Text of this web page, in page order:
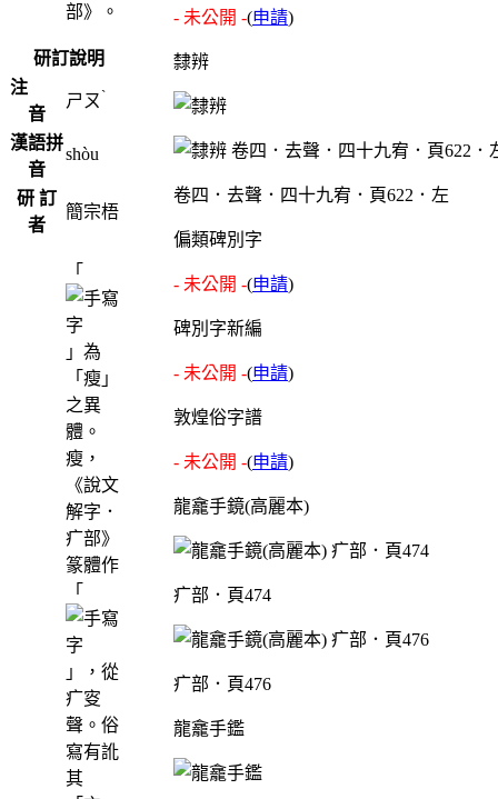
部》。
研訂說明
注
音
ㄕㄡ ˋ
漢語拼
音
shòu
研 訂
者
簡宗梧
「
」為
「瘦」
之異
體。
瘦，
《說文
解字．
疒部》
篆體作
「
」，從
疒叜
聲。俗
寫有訛
其
- 未公開 -(申請)
隸辨
卷四．去聲．四十九宥．頁622．左
偏類碑別字
- 未公開 -(申請)
碑別字新編
- 未公開 -(申請)
敦煌俗字譜
- 未公開 -(申請)
龍龕手鏡(高麗本)
疒部．頁474
疒部．頁476
龍龕手鑑